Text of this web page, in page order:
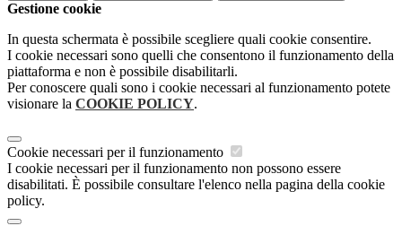
Gestione cookie
In questa schermata è possibile scegliere quali cookie consentire.
I cookie necessari sono quelli che consentono il funzionamento della
piattaforma e non è possibile disabilitarli.
Per conoscere quali sono i cookie necessari al funzionamento potete
visionare la COOKIE POLICY.
Cookie necessari per il funzionamento
I cookie necessari per il funzionamento non possono essere
disabilitati. È possibile consultare l'elenco nella pagina della cookie
policy.